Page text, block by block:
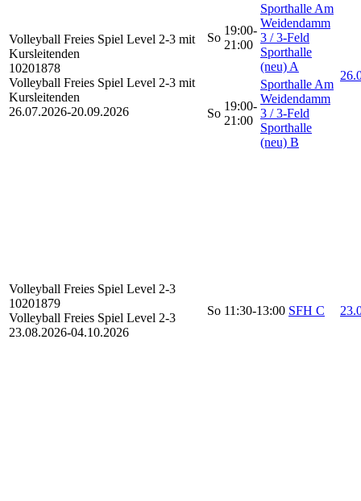
Volleyball Freies Spiel Level 2-3 mit
Kursleitenden
10201878
Volleyball Freies Spiel Level 2-3 mit
Kursleitenden
26.07.2026-20.09.2026
So
19:00-
21:00
Sporthalle Am
Weidendamm
3 / 3-Feld
Sporthalle
(neu) A
So
19:00-
21:00
Sporthalle Am
Weidendamm
3 / 3-Feld
Sporthalle
(neu) B
Volleyball Freies Spiel Level 2-3
10201879
Volleyball Freies Spiel Level 2-3
23.08.2026-04.10.2026
So 11:30-13:00 SFH C